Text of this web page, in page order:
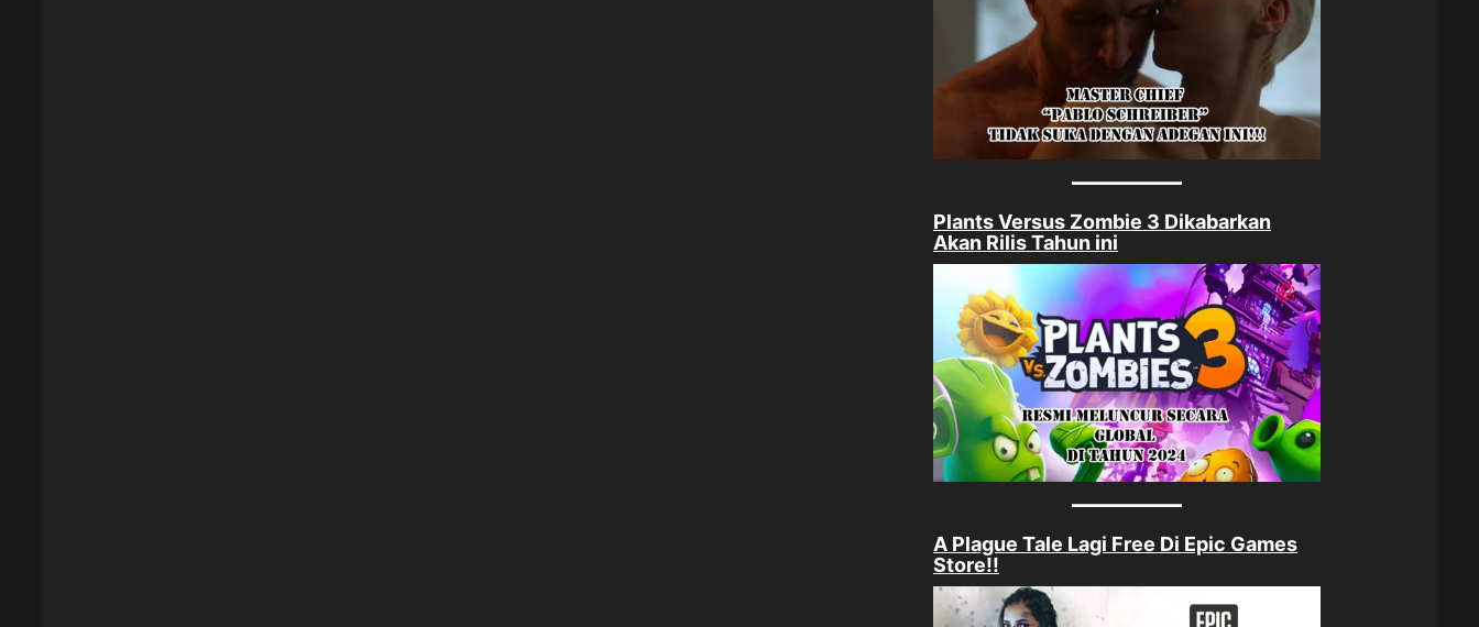
Plants Versus Zombie 3 Dikabarkan
Akan Rilis Tahun ini
A Plague Tale Lagi Free Di Epic Games
Store!!